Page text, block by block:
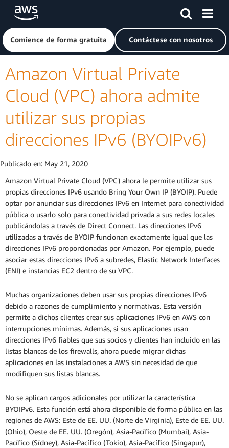
Saltar al contenido principal
Haga clic aquí para volver a la página de inicio de Amazon
Comience de forma gratuita Contáctese con nosotros
Amazon Virtual Private
Cloud (VPC) ahora admite
utilizar sus propias
direcciones IPv6 (BYOIPv6)
Publicado en: May 21, 2020
Amazon Virtual Private Cloud (VPC) ahora le permite utilizar sus
propias direcciones IPv6 usando Bring Your Own IP (BYOIP). Puede
optar por anunciar sus direcciones IPv6 en Internet para conectividad
pública o usarlo solo para conectividad privada a sus redes locales
publicándolas a través de Direct Connect. Las direcciones IPv6
utilizadas a través de BYOIP funcionan exactamente igual que las
direcciones IPv6 proporcionadas por Amazon. Por ejemplo, puede
asociar estas direcciones IPv6 a subredes, Elastic Network Interfaces
(ENI) e instancias EC2 dentro de su VPC.
Muchas organizaciones deben usar sus propias direcciones IPv6
debido a razones de cumplimiento y normativas. Esta versión
permite a dichos clientes crear sus aplicaciones IPv6 en AWS con
interrupciones mínimas. Además, si sus aplicaciones usan
direcciones IPv6 fiables que sus socios y clientes han incluido en las
listas blancas de los firewalls, ahora puede migrar dichas
aplicaciones en las instalaciones a AWS sin necesidad de que
modifiquen sus listas blancas.
No se aplican cargos adicionales por utilizar la característica
BYOIPv6. Esta función está ahora disponible de forma pública en las
regiones de AWS: Este de EE. UU. (Norte de Virginia), Este de EE. UU.
(Ohio), Oeste de EE. UU. (Oregón), Asia-Pacífico (Mumbai), Asia-
Pacífico (Sídney), Asia-Pacífico (Tokio), Asia-Pacífico (Singapur),